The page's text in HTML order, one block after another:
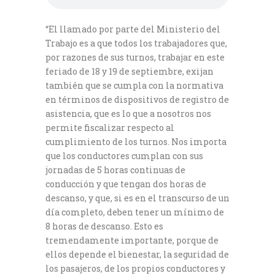
“El llamado por parte del Ministerio del
Trabajo es a que todos los trabajadores que,
por razones de sus turnos, trabajar en este
feriado de 18 y 19 de septiembre, exijan
también que se cumpla con la normativa
en términos de dispositivos de registro de
asistencia, que es lo que a nosotros nos
permite fiscalizar respecto al
cumplimiento de los turnos. Nos importa
que los conductores cumplan con sus
jornadas de 5 horas continuas de
conducción y que tengan dos horas de
descanso, y que, si es en el transcurso de un
día completo, deben tener un mínimo de
8 horas de descanso. Esto es
tremendamente importante, porque de
ellos depende el bienestar, la seguridad de
los pasajeros, de los propios conductores y